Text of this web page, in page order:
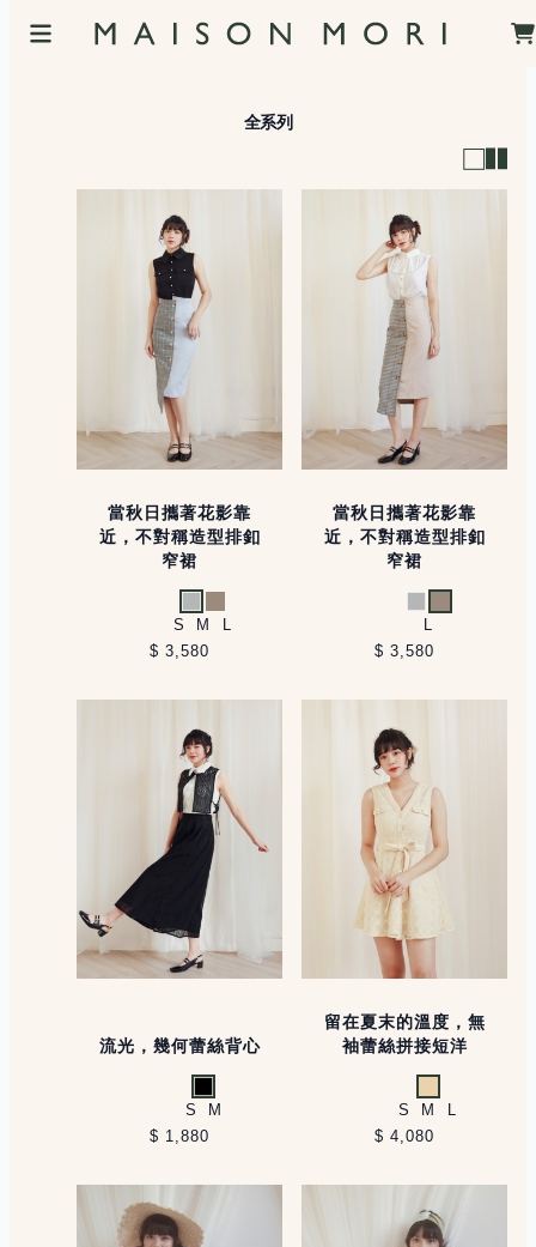
全系列
當秋日攜著花影靠
近，不對稱造型排釦
窄裙
淺灰淺卡其
S M
L
$ 3,580
當秋日攜著花影靠
近，不對稱造型排釦
窄裙
淺灰淺卡其
L
$ 3,580
流光，幾何蕾絲背心
黑
S
M
$ 1,880
留在夏末的溫度，無
袖蕾絲拼接短洋
杏
S M
$ 4,080